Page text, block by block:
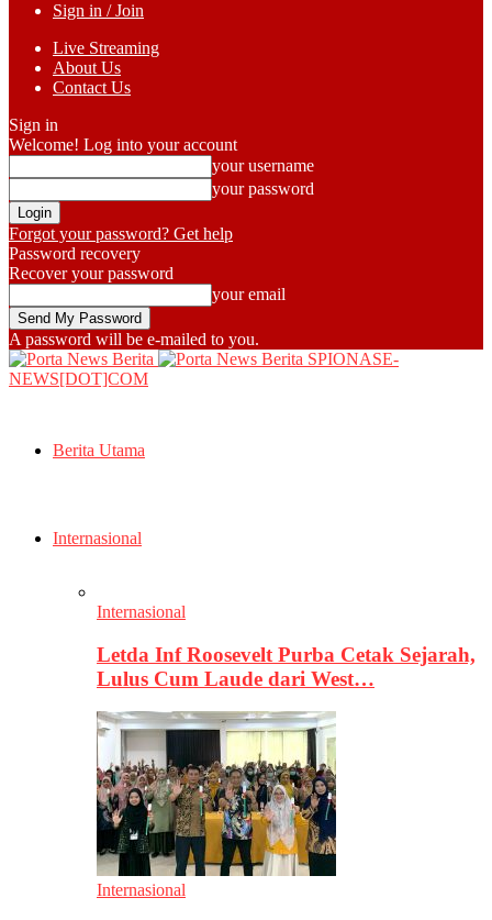
Sign in / Join
Live Streaming
About Us
Contact Us
Sign in
Welcome! Log into your account
your username
your password
Forgot your password? Get help
Password recovery
Recover your password
your email
A password will be e-mailed to you.
SPIONASE-
NEWS[DOT]COM
Berita Utama
Internasional
Internasional
Letda Inf Roosevelt Purba Cetak Sejarah,
Lulus Cum Laude dari West…
Internasional